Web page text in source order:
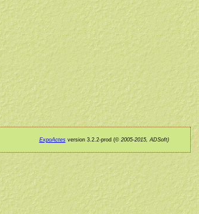
ExpoActesversion 3.2.2-prod (©2005-2015, ADSoft)